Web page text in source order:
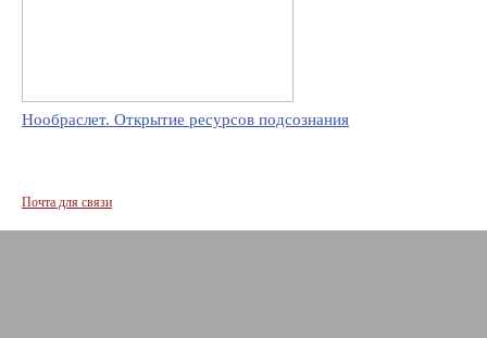
Нообраслет. Открытие ресурсов подсознания
Почта для связи